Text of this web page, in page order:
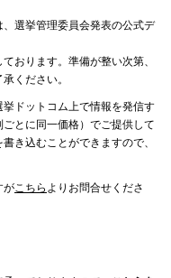
選挙管理委員会発表の公式デ
おります。準備が整い次第、
ください。
ドットコム上で情報を発信す
ごとに同一価格）でご提供して
き込むことができますので、
がこちら よりお問合せくださ